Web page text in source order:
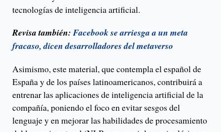
tecnologías de inteligencia artificial.
Revisa también:Facebook se arriesga a un meta
fracaso, dicen desarrolladores del metaverso
Asimismo, este material, que contempla el español de
España y de los países latinoamericanos, contribuirá a
entrenar las aplicaciones de inteligencia artificial de la
compañía, poniendo el foco en evitar sesgos del
lenguaje y en mejorar las habilidades de procesamiento